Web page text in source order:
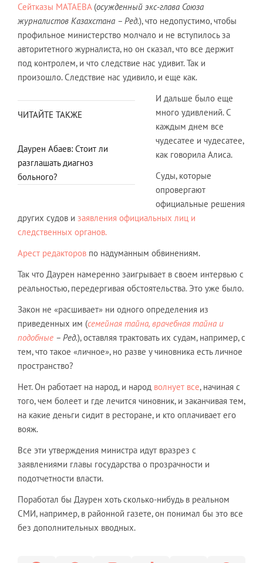
Сейтказы МАТАЕВА (осужденный экс-глава Союза
журналистов Казахстана – Ред.), что недопустимо, чтобы
профильное министерство молчало и не вступилось за
авторитетного журналиста, но он сказал, что все держит
под контролем, и что следствие нас удивит. Так и
произошло. Следствие нас удивило, и еще как.
ЧИТАЙТЕ ТАКЖЕ
Даурен Абаев: Стоит ли
разглашать диагноз
больного?
И дальше было еще
много удивлений. С
каждым днем все
чудесатее и чудесатее,
как говорила Алиса.
Суды, которые
опровергают
официальные решения
других судов и заявления официальных лиц и
следственных органов.
Арест редакторов по надуманным обвинениям.
Так что Даурен намеренно заигрывает в своем интервью с
реальностью, передергивая обстоятельства. Это уже было.
Закон не «расшивает» ни одного определения из
приведенных им (семейная тайна, врачебная тайна и
подобные – Ред.), оставляя трактовать их судам, например, с
тем, что такое «личное», но разве у чиновника есть личное
пространство?
Нет. Он работает на народ, и народ волнует все, начиная с
того, чем болеет и где лечится чиновник, и заканчивая тем,
на какие деньги сидит в ресторане, и кто оплачивает его
вояж.
Все эти утверждения министра идут вразрез с
заявлениями главы государства о прозрачности и
подотчетности власти.
Поработал бы Даурен хоть сколько-нибудь в реальном
СМИ, например, в районной газете, он понимал бы это все
без дополнительных вводных.